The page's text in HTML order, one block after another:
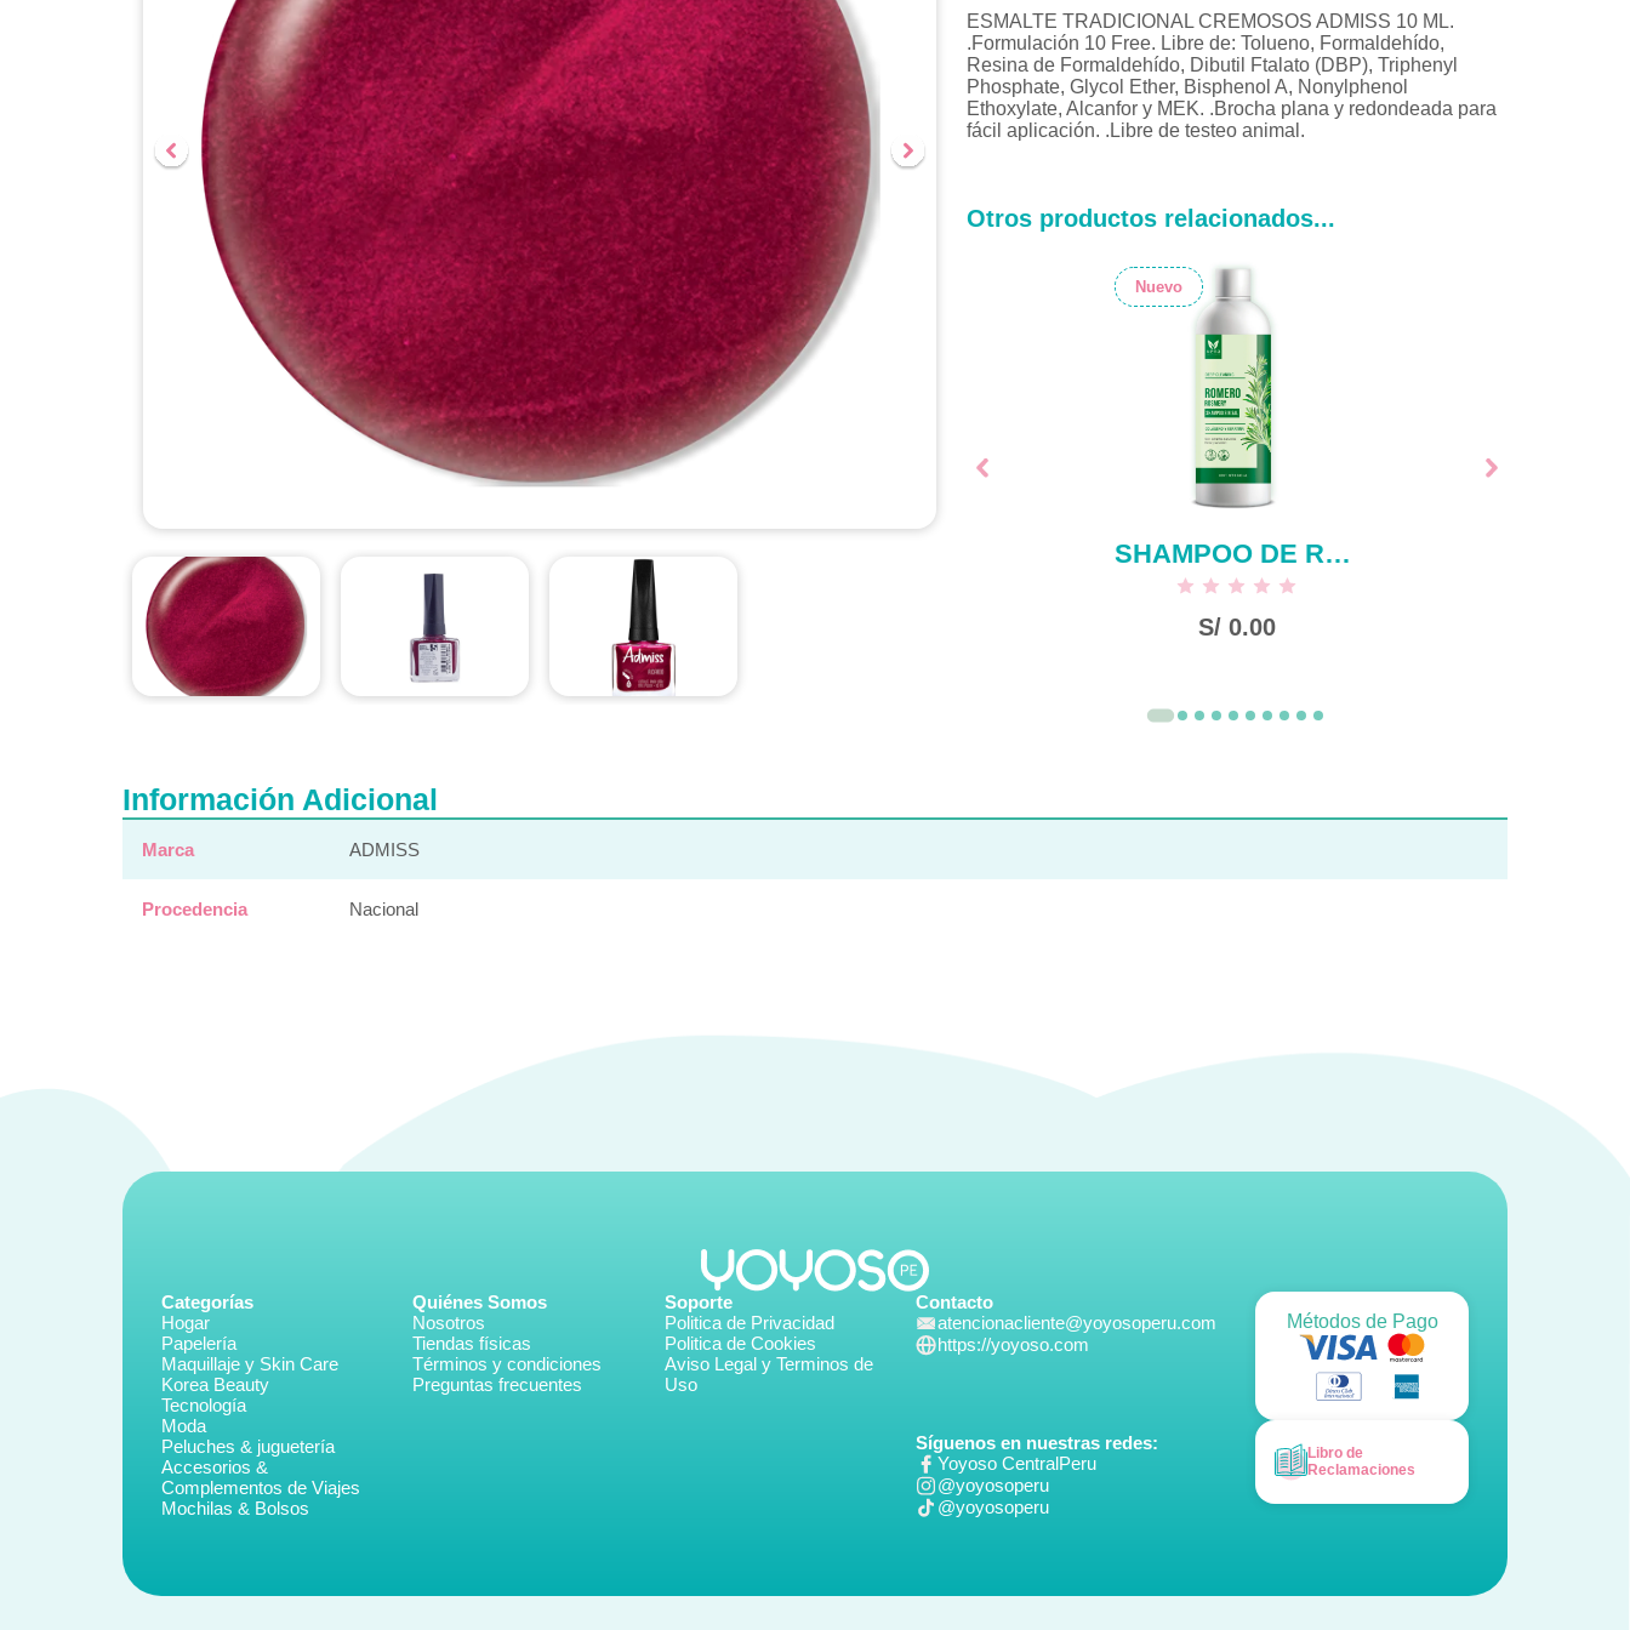
ESMALTE TRADICIONAL CREMOSOS ADMISS 10 ML.
.Formulación 10 Free. Libre de: Tolueno, Formaldehído,
Resina de Formaldehído, Dibutil Ftalato (DBP), Triphenyl
Phosphate, Glycol Ether, Bisphenol A, Nonylphenol
Ethoxylate, Alcanfor y MEK. .Brocha plana y redondeada para
fácil aplicación. .Libre de testeo animal.
Otros productos relacionados...
Nuevo
SHAMPOO DE ROMERO SIN SAL X 500 ML
S/0.00
Información Adicional
Marca ADMISS
Procedencia Nacional
Categorías
Hogar
Papelería
Maquillaje y Skin Care
Korea Beauty
Tecnología
Moda
Peluches & juguetería
Accesorios &
Complementos de Viajes
Mochilas & Bolsos
Quiénes Somos
Nosotros
Tiendas físicas
Términos y condiciones
Preguntas frecuentes
Soporte
Politica de Privacidad
Politica de Cookies
Aviso Legal y Terminos de
Uso
Contacto
atencionacliente@yoyosoperu.com
https://yoyoso.com
Síguenos en nuestras redes:
Yoyoso CentralPeru
@yoyosoperu
@yoyosoperu
Métodos de Pago
Libro de
Reclamaciones